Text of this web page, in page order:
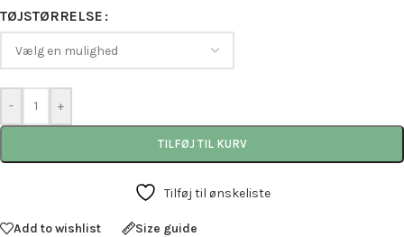
TØJSTØRRELSE
- +
TILFØJ TIL KURV
Tilføj til ønskeliste
Add to wishlist Size guide